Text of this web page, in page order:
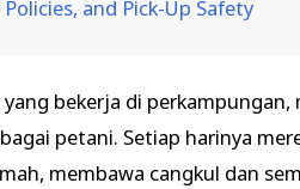
and Pick-Up Safety
bekerja di
petani. Setiap harinya
membawa cangkul dan